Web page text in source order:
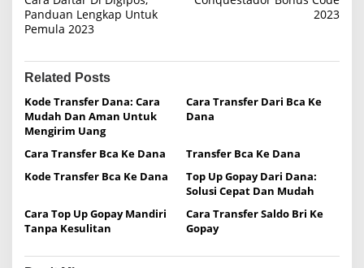
o
s
t
n
a
v
i
g
t
i
o
Panduan Lengkap Untuk
Pemula 2023
2023
Related Posts
Kode Transfer Dana: Cara
Mudah Dan Aman Untuk
Mengirim Uang
Cara Transfer Dari Bca Ke
Dana
Cara Transfer Bca Ke Dana
Transfer Bca Ke Dana
Kode Transfer Bca Ke Dana
Top Up Gopay Dari Dana:
Solusi Cepat Dan Mudah
Cara Top Up Gopay Mandiri
Tanpa Kesulitan
Cara Transfer Saldo Bri Ke
Gopay